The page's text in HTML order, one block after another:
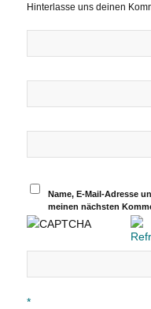
Hinterlasse uns deinen
Name, E-Mail-Adresse
meinen nächsten
*